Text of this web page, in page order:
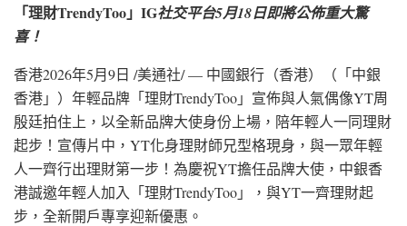
「理財TrendyToo」IG社交平台5月18日即將公佈重大驚
喜！
香港2026年5月9日 /美通社/ — 中國銀行（香港）（「中銀
香港」）年輕品牌「理財TrendyToo」宣佈與人氣偶像YT周
殷廷拍住上，以全新品牌大使身份上場，陪年輕人一同理財
起步！宣傳片中，YT化身理財師兄型格現身，與一眾年輕
人一齊行出理財第一步！為慶祝YT擔任品牌大使，中銀香
港誠邀年輕人加入「理財TrendyToo」，與YT一齊理財起
步， 全新開戶專享迎新優惠。